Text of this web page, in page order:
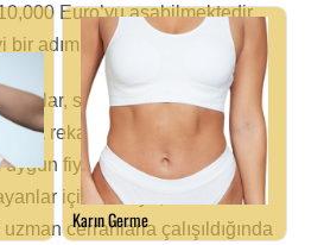
Euro’yu aşabilmektedir.
bir adım öne çıkarmaktadır.
sundukları kaliteli
rekabetçi fiyatlarla
fiyat hem de yüksek
için Türkiye, özellikle Dr.
cerrahlarla çalışıldığında